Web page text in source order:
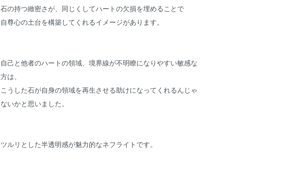
石の持つ緻密さが、同じくしてハートの欠損を埋めることで
自尊心の土台を構築してくれるイメージがあります。
自己と他者のハートの領域、境界線が不明瞭になりやすい敏感な
方は、
こうした石が自身の領域を再生させる助けになってくれるんじゃ
ないかと思いました。
ツルリとした半透明感が魅力的なネフライトです。